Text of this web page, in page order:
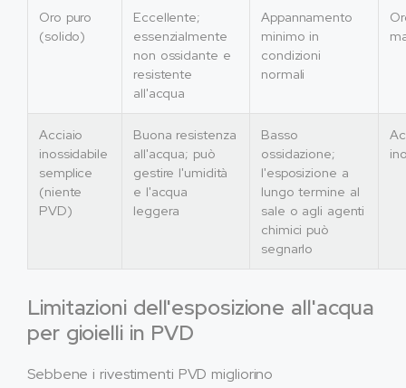
Oro puro
(solido)
Eccellente;
essenzialmente
non ossidante e
resistente
all'acqua
Appannamento
minimo in
condizioni
normali
Acciaio
inossidabile
semplice
(niente
PVD)
Buona resistenza
all'acqua; può
gestire l'umidità
e l'acqua
leggera
Basso
ossidazione;
l'esposizione a
lungo termine al
sale o agli agenti
chimici può
segnarlo
Limitazioni dell'esposizione all'acqua
per gioielli in PVD
Sebbene i rivestimenti PVD migliorino